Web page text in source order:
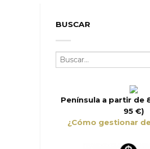
BUSCAR
Península a partir de
95 €)
¿Cómo gestionar